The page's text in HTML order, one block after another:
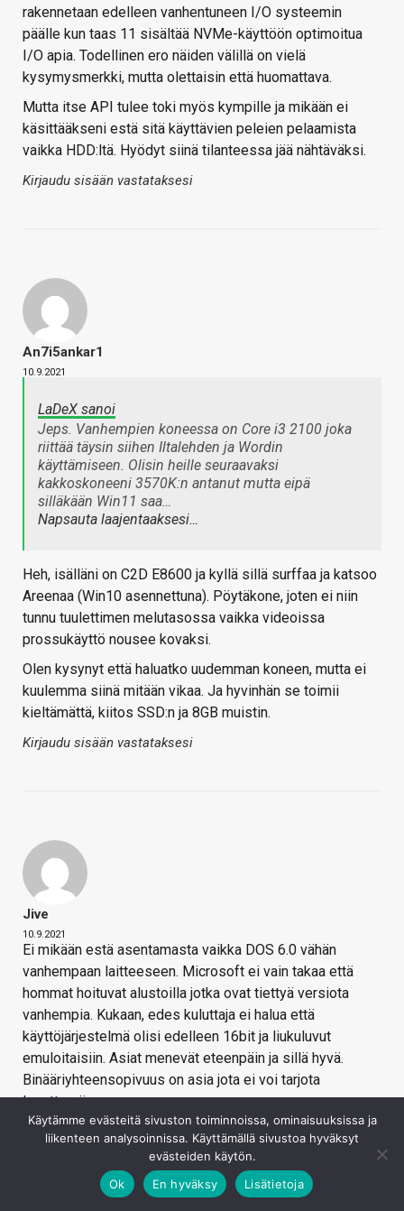
rakennetaan edelleen vanhentuneen I/O systeemin
päälle kun taas 11 sisältää NVMe-käyttöön optimoitua
I/O apia. Todellinen ero näiden välillä on vielä
kysymysmerkki, mutta olettaisin että huomattava.
Mutta itse API tulee toki myös kympille ja mikään ei
käsittääkseni estä sitä käyttävien peleien pelaamista
vaikka HDD:ltä. Hyödyt siinä tilanteessa jää nähtäväksi.
Kirjaudu sisään vastataksesi
An7i5ankar1
10.9.2021
LaDeX sanoi
Jeps. Vanhempien koneessa on Core i3 2100 joka
riittää täysin siihen Iltalehden ja Wordin
käyttämiseen. Olisin heille seuraavaksi
kakkoskoneeni 3570K:n antanut mutta eipä
silläkään Win11 saa…
Napsauta laajentaaksesi…
Heh, isälläni on C2D E8600 ja kyllä sillä surffaa ja katsoo
Areenaa (Win10 asennettuna). Pöytäkone, joten ei niin
tunnu tuulettimen melutasossa vaikka videoissa
prossukäyttö nousee kovaksi.
Olen kysynyt että haluatko uudemman koneen, mutta ei
kuulemma siinä mitään vikaa. Ja hyvinhän se toimii
kieltämättä, kiitos SSD:n ja 8GB muistin.
Kirjaudu sisään vastataksesi
Jive
10.9.2021
Ei mikään estä asentamasta vaikka DOS 6.0 vähän
vanhempaan laitteeseen. Microsoft ei vain takaa että
hommat hoituvat alustoilla jotka ovat tiettyä versiota
vanhempia. Kukaan, edes kuluttaja ei halua että
käyttöjärjestelmä olisi edelleen 16bit ja liukuluvut
emuloitaisiin. Asiat menevät eteenpäin ja sillä hyvä.
Binääriyhteensopivuus on asia jota ei voi tarjota
loputtomiin.
Kirjaudu sisään vastataksesi
Käytämme evästeitä sivuston toiminnoissa, ominaisuuksissa ja
liikenteen analysoinnissa. Käyttämällä sivustoa hyväksyt
evästeiden käytön.
Ok
En hyväksy Lisätietoja